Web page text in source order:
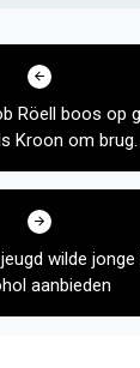
Röell boos op
Kroon om brug.
wilde jonge
aanbieden